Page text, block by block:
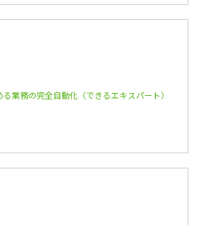
業務の完全自動化（できるエキスパート）